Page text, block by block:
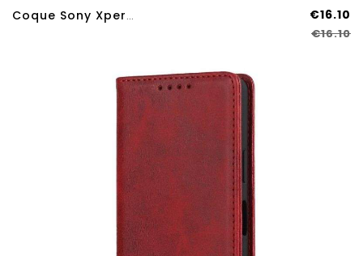
Coque Sony Xperia 10 IV Anneau Rotatif €16.10
€16.10